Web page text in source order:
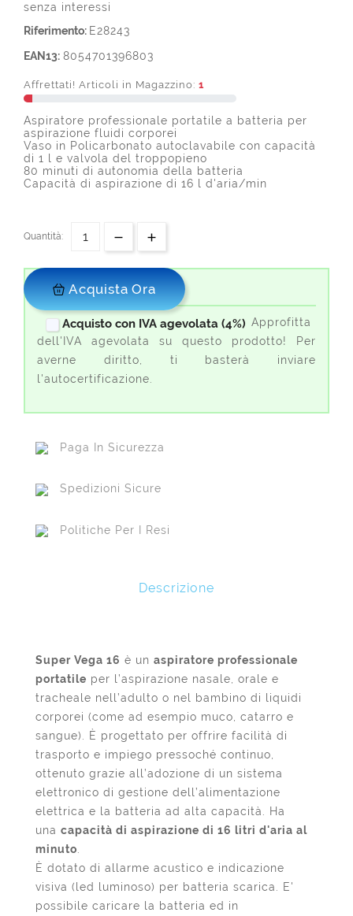
senza interessi
Riferimento: E28243
EAN13: 8054701396803
Affrettati! Articoli in Magazzino: 1
Aspiratore professionale portatile a batteria per
aspirazione fluidi corporei
Vaso in Policarbonato autoclavabile con capacità
di 1 l e valvola del troppopieno
80 minuti di autonomia della batteria
Capacità di aspirazione di 16 l d'aria/min
Quantità:
Acquista Ora
Acquisto con IVA agevolata (4%) Approfitta
dell'IVA agevolata su questo prodotto! Per
averne diritto, ti basterà inviare
l'autocertificazione.
Paga In Sicurezza
Spedizioni Sicure
Politiche Per I Resi
Descrizione
Super Vega 16 è un aspiratore professionale
portatile per l’aspirazione nasale, orale e
tracheale nell’adulto o nel bambino di liquidi
corporei (come ad esempio muco, catarro e
sangue). È progettato per offrire facilità di
trasporto e impiego pressoché continuo,
ottenuto grazie all’adozione di un sistema
elettronico di gestione dell’alimentazione
elettrica e la batteria ad alta capacità. Ha
una capacità di aspirazione di 16 litri d'aria al
minuto
È dotato di allarme acustico e indicazione
visiva (led luminoso) per batteria scarica. E'
possibile caricare la batteria ed in